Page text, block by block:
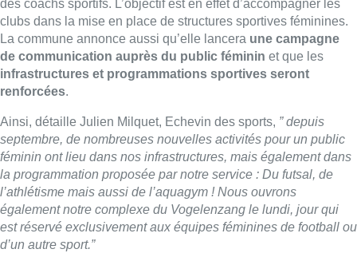
des coachs sportifs. L’objectif est en effet d’accompagner les
clubs dans la mise en place de structures sportives féminines.
La commune annonce aussi qu’elle lancera une campagne
de communication auprès du public féminin et que les
infrastructures et programmations sportives seront
renforcées.
Ainsi, détaille Julien Milquet, Echevin des sports, ” depuis
septembre, de nombreuses nouvelles activités pour un public
féminin ont lieu dans nos infrastructures, mais également dans
la programmation proposée par notre service : Du futsal, de
l’athlétisme mais aussi de l’aquagym ! Nous ouvrons
également notre complexe du Vogelenzang le lundi, jour qui
est réservé exclusivement aux équipes féminines de football ou
d’un autre sport.”